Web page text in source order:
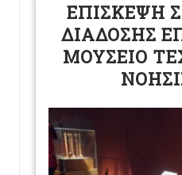
ΕΠΙΣΚΕΨΗ
ΔΙΑΔΟΣΗΣ
ΜΟΥΣΕΙΟ